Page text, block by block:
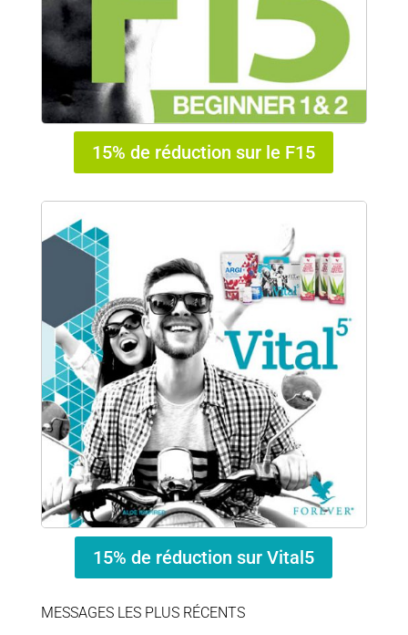
15% de réduction sur le F15
15% de réduction sur Vital5
MESSAGES LES PLUS RÉCENTS